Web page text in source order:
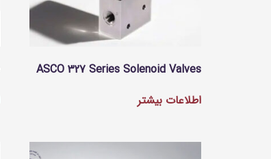
ASCO 327 Series Solenoid Valves
اطلاعات بیشتر